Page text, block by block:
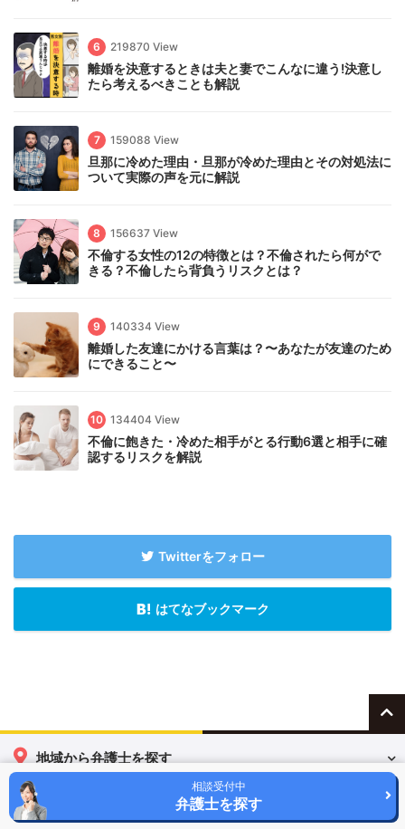
相談受付中
弁護士を探す
6 219870 View
離婚を決意するときは夫と妻でこんなに違う!決意し
たら考えるべきことも解説
7 159088 View
旦那に冷めた理由・旦那が冷めた理由とその対処法に
ついて実際の声を元に解説
8 156637 View
不倫する女性の12の特徴とは？不倫されたら何がで
きる？不倫したら背負うリスクとは？
9 140334 View
離婚した友達にかける言葉は？〜あなたが友達のため
にできること〜
10 134404 View
不倫に飽きた・冷めた相手がとる行動6選と相手に確
認するリスクを解説
Twitterをフォロー
はてなブックマーク
地域から弁護士を探す
相談内容から弁護士を探す